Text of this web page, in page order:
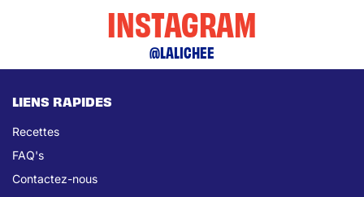
INSTAGRAM
@LALICHEE
LIENS RAPIDES
Recettes
FAQ's
Contactez-nous